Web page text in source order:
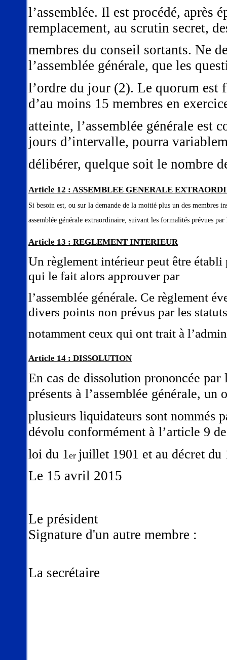
l’assemblée. Il est procédé, après
remplacement, au scrutin secret,
membres du conseil sortants. Ne
l’assemblée générale, que les
l’ordre du jour (2). Le quorum est
d’au moins 15 membres en
atteinte, l’assemblée générale est
jours d’intervalle, pourra
délibérer, quelque soit le nombre
Article 12 : ASSEMBLEE GENERALE
Si besoin est, ou sur la demande de la moitié plus un des membres
assemblée générale extraordinaire, suivant les formalités prévues par
Article 13 : REGLEMENT INTERIEUR
Un règlement intérieur peut être
qui le fait alors approuver par
l’assemblée générale. Ce règlement
divers points non prévus par les
notamment ceux qui ont trait à
Article 14 : DISSOLUTION
En cas de dissolution prononcée
présents à l’assemblée générale, un
plusieurs liquidateurs sont nommés
dévolu conformément à l’article 9
loi du 1 er juillet 1901 et au décret du
Le 15 avril 2015
Le
Signature d'un autre membre :
La secrétaire